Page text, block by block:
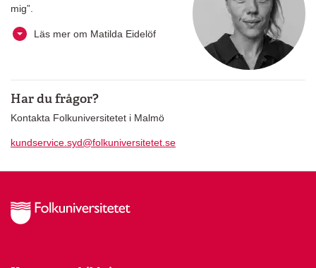
mig”.
Läs mer om Matilda Eidelöf
Har du frågor?
Kontakta Folkuniversitetet i Malmö
kundservice.syd@folkuniversitetet.se